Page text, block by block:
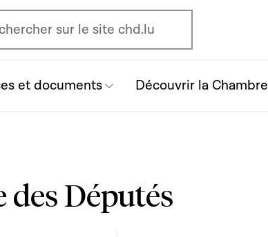
de recherche
sur le site chd.lu
et documents Découvrir la Chambre
des Députés